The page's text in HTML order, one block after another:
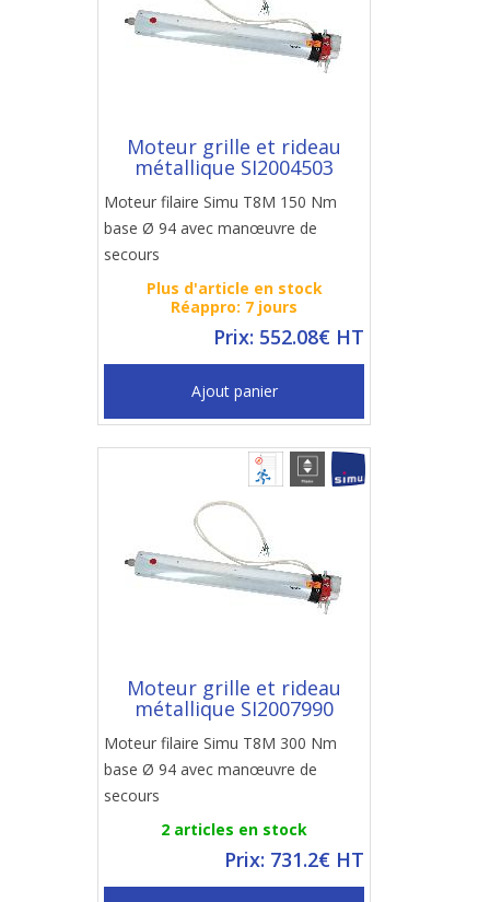
Moteur grille et rideau
métallique SI2004503
Moteur filaire Simu T8M 150 Nm
base Ø 94 avec manœuvre de
secours
Plus d'article en stock
Réappro: 7 jours
Prix: 552.08€ HT
Ajout panier
Moteur grille et rideau
métallique SI2007990
Moteur filaire Simu T8M 300 Nm
base Ø 94 avec manœuvre de
secours
2 articles en stock
Prix: 731.2€ HT